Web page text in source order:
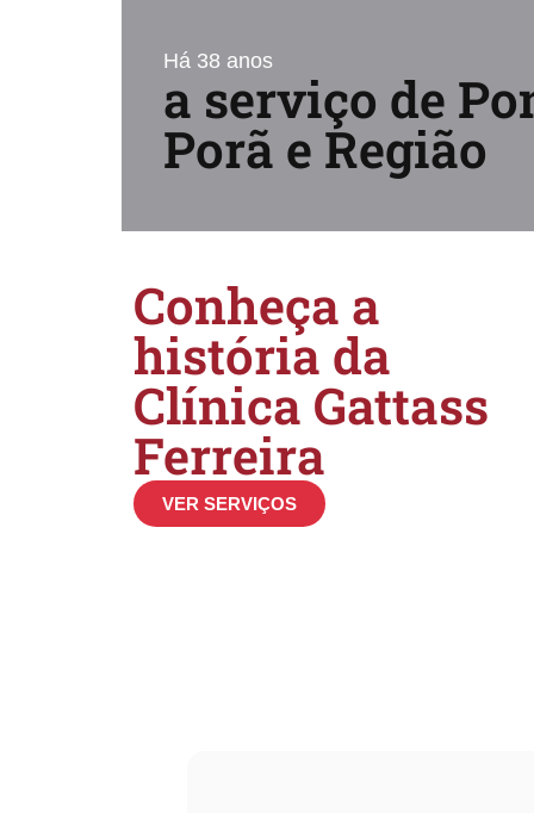
Há 38 anos
a serviço de
Porã e Região
Conheça a
história da
Clínica Gattass
Ferreira
VER SERVIÇOS